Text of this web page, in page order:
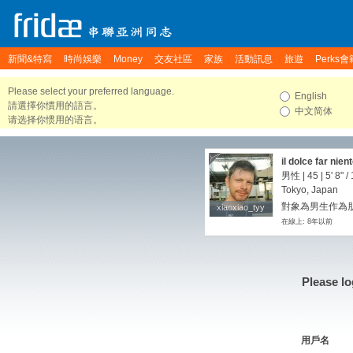
新聞&特寫 時尚娛樂 Money 交友社區 家族 活動訊息 旅遊 Perks會
Please select your preferred language.
請選擇你慣用的語言。
请选择你惯用的语言。
English
中文简体
xiaoxiao_tyy
xiaoxiao_tyy
il dolce far
男性 | 45 | 5' 8" /
Tokyo, Japan
對象為男生作為
在線上: 8年以前
Please
用戶名